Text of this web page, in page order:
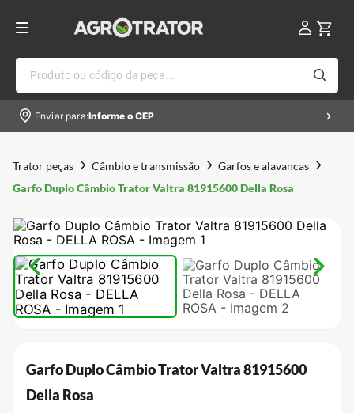
Produto ou código da peça...
Enviar para:Informe o CEP
Trator peças Câmbio e transmissão
Garfos e alavancas
Garfo Duplo Câmbio Trator Valtra 81915600 Della Rosa
Garfo Duplo Câmbio Trator Valtra 81915600
Della Rosa